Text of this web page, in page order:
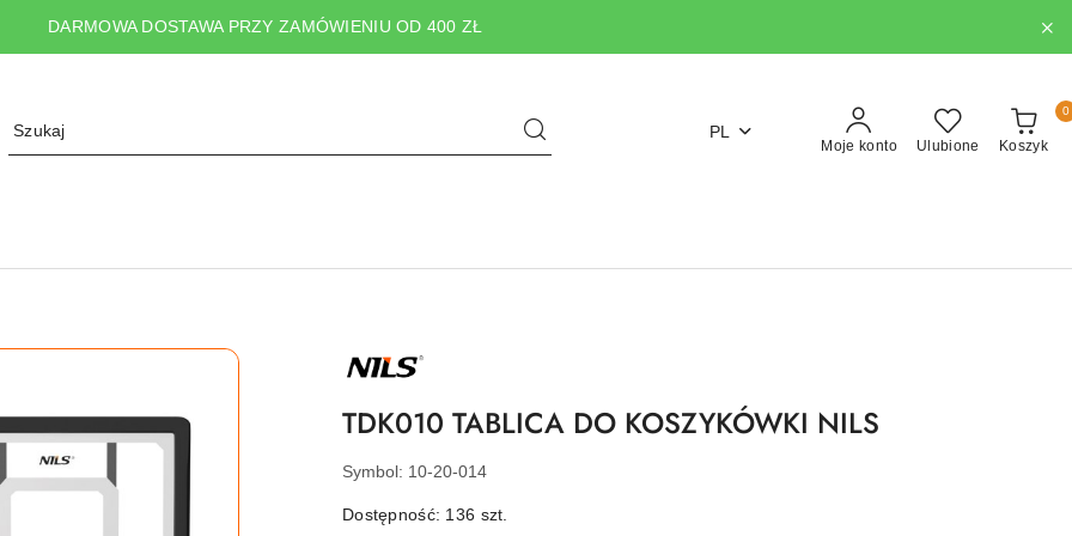
DARMOWA DOSTAWA PRZY ZAMÓWIENIU OD 400 ZŁ
PL
Moje konto Ulubione Koszyk
0
NAZWA
PRODUCENTA:
TDK010 TABLICA DO KOSZYKÓWKI NILS
Symbol: 10-20-014
Dostępność: 136 szt.